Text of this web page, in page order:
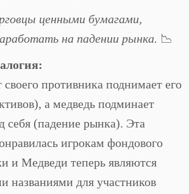
ценными бумагами,
на падении рынка. 📉
своего противника поднимает его
а медведь подминает
себя (падение рынка). Эта
игрокам фондового
и Медведи теперь являются
названиями для участников